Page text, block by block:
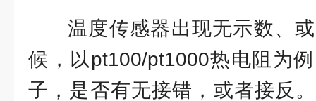
温度传感器出现无示数、
候，以pt100/pt1000热电阻为
子，是否有无接错，或者接反